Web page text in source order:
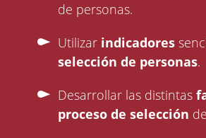
de personas.
Utilizar indicadores
selección de personas.
Desarrollar las distintas
proceso de selección